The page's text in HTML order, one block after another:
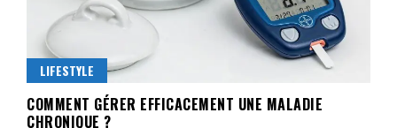
LIFESTYLE
COMMENT GÉRER EFFICACEMENT UNE MALADIE
CHRONIQUE ?